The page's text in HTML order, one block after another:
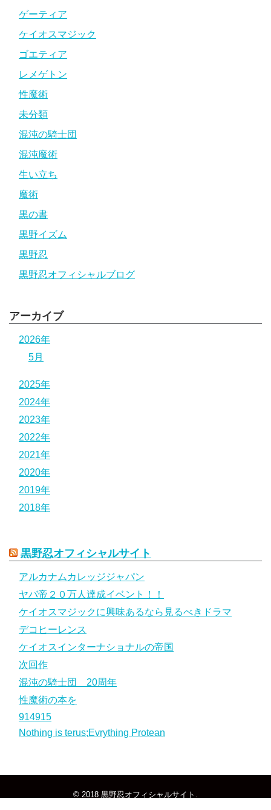
ゲーティア
ケイオスマジック
ゴエティア
レメゲトン
性魔術
未分類
混沌の騎士団
混沌魔術
生い立ち
魔術
黒の書
黒野イズム
黒野忍
黒野忍オフィシャルブログ
アーカイブ
2026年
5月
2025年
2024年
2023年
2022年
2021年
2020年
2019年
2018年
黒野忍オフィシャルサイト
アルカナムカレッジジャパン
ヤバ帝２０万人達成イベント！！
ケイオスマジックに興味あるなら見るべきドラマ
デコヒーレンス
ケイオスインターナショナルの帝国
次回作
混沌の騎士団 20周年
性魔術の本を
914915
Nothing is terus;Evrything Protean
© 2018 黒野忍オフィシャルサイト